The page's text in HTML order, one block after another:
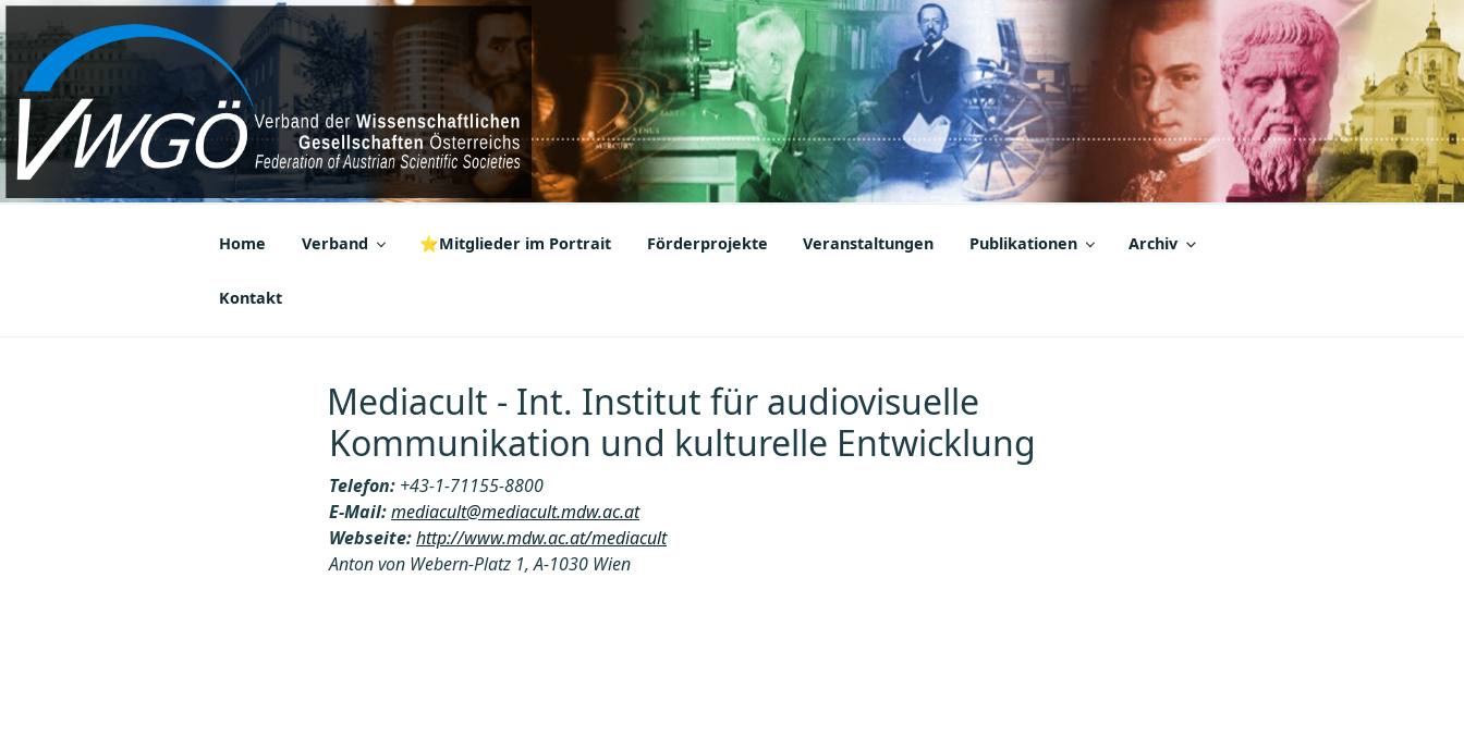
Zum
Inhalt
springen
VWGÖ
Federation of Austrian Scientific Societies
Home Verband ⭐Mitglieder im Portrait Förderprojekte Veranstaltungen Publikationen Archiv
Kontakt
Mediacult - Int. Institut für audiovisuelle
Kommunikation und kulturelle Entwicklung
Telefon: +43-1-71155-8800
E-Mail:mediacult@mediacult.mdw.ac.at
Webseite:http://www.mdw.ac.at/mediacult
Anton von Webern-Platz 1, A-1030 Wien